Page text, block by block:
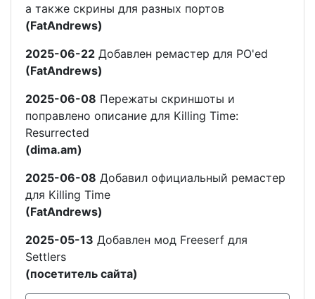
а также скрины для разных портов
(FatAndrews)
2025-06-22 Добавлен ремастер для PO'ed
(FatAndrews)
2025-06-08 Пережаты скриншоты и
поправлено описание для Killing Time:
Resurrected
(dima.am)
2025-06-08 Добавил официальный ремастер
для Killing Time
(FatAndrews)
2025-05-13 Добавлен мод Freeserf для
Settlers
(посетитель сайта)